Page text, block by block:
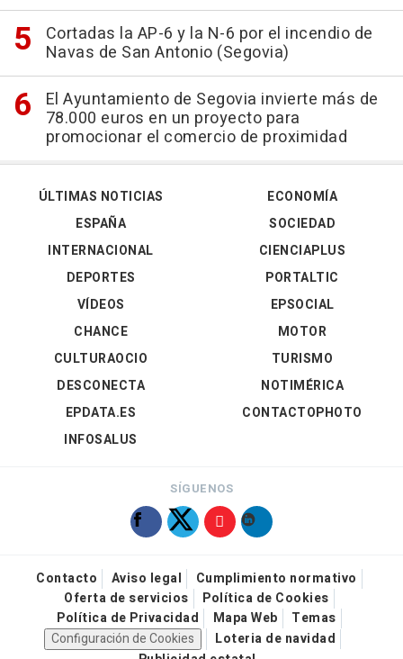
Cortadas la AP-6 y la N-6 por el incendio de
Navas de San Antonio (Segovia)
El Ayuntamiento de Segovia invierte más de
78.000 euros en un proyecto para
promocionar el comercio de proximidad
ÚLTIMAS NOTICIAS
ESPAÑA
INTERNACIONAL
DEPORTES
VÍDEOS
ECONOMÍA
SOCIEDAD
CIENCIAPLUS
PORTALTIC
EPSOCIAL
CHANCE
CULTURAOCIO
DESCONECTA
EPDATA.ES
INFOSALUS
MOTOR
TURISMO
NOTIMÉRICA
CONTACTOPHOTO
SÍGUENOS
Contacto Aviso legal
Cumplimiento normativo
Oferta de servicios
Política de Cookies
Política de Privacidad
Mapa Web
Temas
Configuración de Cookies
Loteria de navidad